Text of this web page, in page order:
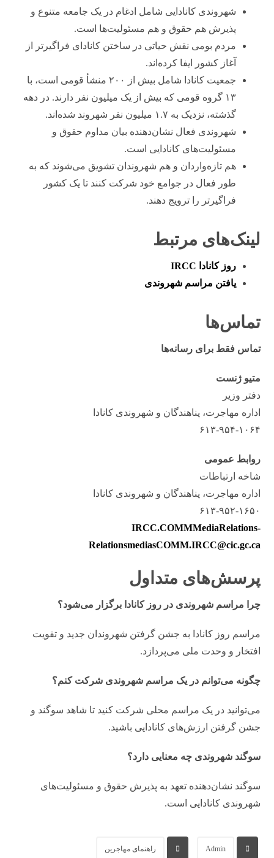
شهروندی کانادایی شامل ادغام در یک جامعه متنوع و
پذیرش هم حقوق و هم مسئولیت‌ها است.
مردم بومی نقش حیاتی در ساختن کانادای فراگیرتر از
آغاز کشور ایفا کرده‌اند.
جمعیت کانادا شامل بیش از ۲۰۰ منشأ قومی است، با
۱۳ گروه قومی که بیش از یک میلیون نفر دارند. در دهه
گذشته، نزدیک به ۱.۷ میلیون نفر شهروند شده‌اند.
شهروندی فعال نشان‌دهنده بیان مداوم حقوق و
مسئولیت‌های کانادایی است.
هم تازه‌واردان و هم شهروندان تشویق می‌شوند که به
طور فعال در جوامع خود شرکت کنند تا یک کشور
فراگیرتر را ترویج دهند.
لینک‌های مرتبط
روز کانادا IRCC
یافتن مراسم شهروندی
تماس‌ها
تماس فقط برای رسانه‌ها
متیو ژنست
دفتر وزیر
اداره مهاجرت، پناهندگان و شهروندی کانادا
۶۱۳-۹۵۴-۱۰۶۴
روابط عمومی
شاخه ارتباطات
اداره مهاجرت، پناهندگان و شهروندی کانادا
۶۱۳-۹۵۲-۱۶۵۰
IRCC.COMMMediaRelations-
RelationsmediasCOMM.IRCC@cic.gc.ca
پرسش‌های متداول
چرا مراسم شهروندی در روز کانادا برگزار می‌شود؟
مراسم روز کانادا به جشن گرفتن شهروندان جدید و تقویت
افتخار و وحدت ملی می‌پردازد.
چگونه می‌توانم در یک مراسم شهروندی شرکت کنم؟
می‌توانید در یک مراسم محلی شرکت کنید تا شاهد سوگند و
جشن گرفتن ارزش‌های کانادایی باشید.
سوگند شهروندی چه معنایی دارد؟
سوگند نشان‌دهنده تعهد به پذیرش حقوق و مسئولیت‌های
شهروندی کانادایی است.
Admin راهنمای مهاجرین